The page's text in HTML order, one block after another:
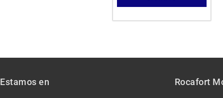
Estamos en Rocafort